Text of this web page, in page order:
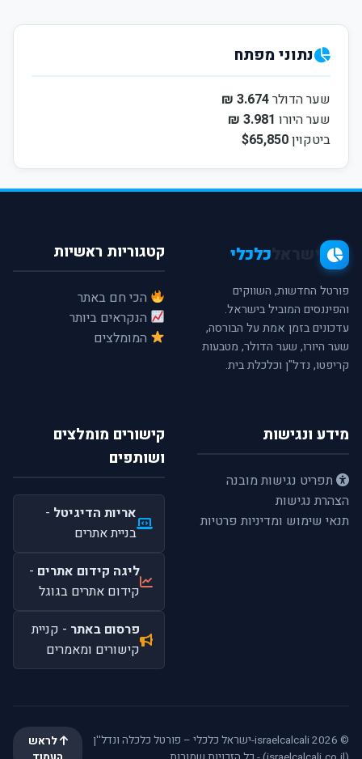
נתוני מפתח
שער הדולר3.674 ₪
שער היורו 3.981 ₪
ביטקוין$65,850
כלכלי
פורטל החדשות, השווקים
והפיננסים המוביל בישראל.
עדכונים בזמן אמת על הבורסה,
שער היורו, שער הדולר, מטבעות
קריפטו, נדל"ן וכלכלת בית.
קטגוריות ראשיות
הכי חם באתר
הנקראים ביותר
המומלצים
מידע ונגישות
תפריט נגישות מובנה
הצהרת נגישות
תנאי שימוש ומדיניות פרטיות
קישורים מומלצים
ושותפים
אריות הדיגיטל -
בניית אתרים
ליגה קידום אתרים -
קידום אתרים בגוגל
פרסום באתר - קניית
קישורים ומאמרים
© 2026 israelcalcali-ישראל כלכלי – פורטל כלכלה ונדל''ן
לראש